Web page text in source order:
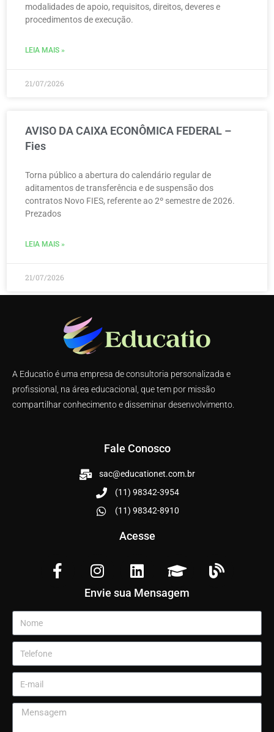
modalidades de apoio, requisitos, direitos, deveres e
procedimentos de execução.
LEIA MAIS »
21/07/2026
AVISO DA CAIXA ECONÔMICA FEDERAL –
Fies
Torna público a abertura do calendário regular de
aditamentos de transferência e de suspensão dos
contratos Novo FIES, referente ao 2º semestre de 2026.
Prezados
LEIA MAIS »
21/07/2026
A Educatio é uma empresa de consultoria personalizada e
profissional, na área educacional, que tem por missão
compartilhar conhecimento e disseminar desenvolvimento.
Fale Conosco
sac@educationet.com.br
(11) 98342-3954
(11) 98342-8910
Acesse
Envie sua Mensagem